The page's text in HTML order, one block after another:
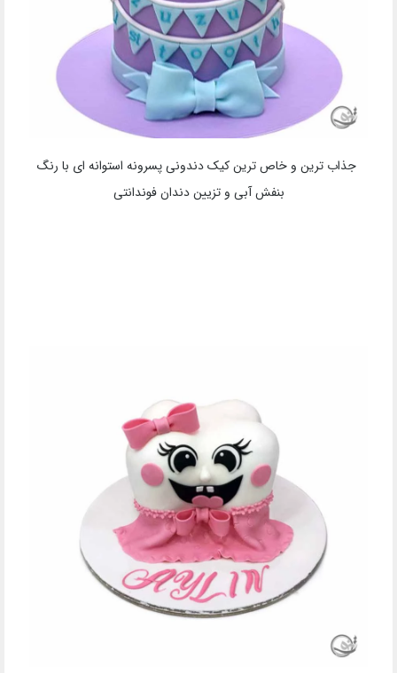
جذاب ترین و خاص ترین کیک دندونی پسرونه استوانه ای با رنگ
بنفش آبی و تزیین دندان فوندانتی